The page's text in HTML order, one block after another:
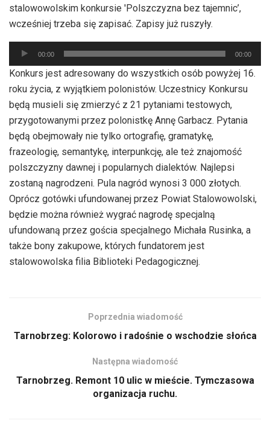
stalowowolskim konkursie 'Polszczyzna bez tajemnic’,
wcześniej trzeba się zapisać. Zapisy już ruszyły.
Odtwarzacz
plików
dźwiękowych
00:00 00:00
Konkurs jest adresowany do wszystkich osób powyżej 16.
roku życia, z wyjątkiem polonistów. Uczestnicy Konkursu
będą musieli się zmierzyć z 21 pytaniami testowych,
przygotowanymi przez polonistkę Annę Garbacz. Pytania
będą obejmowały nie tylko ortografię, gramatykę,
frazeologię, semantykę, interpunkcję, ale też znajomość
polszczyzny dawnej i popularnych dialektów. Najlepsi
zostaną nagrodzeni. Pula nagród wynosi 3 000 złotych.
Oprócz gotówki ufundowanej przez Powiat Stalowowolski,
będzie można również wygrać nagrodę specjalną
ufundowaną przez gościa specjalnego Michała Rusinka, a
także bony zakupowe, których fundatorem jest
stalowowolska filia Biblioteki Pedagogicznej.
Poprzednia wiadomość
Tarnobrzeg: Kolorowo i radośnie o wschodzie słońca
Następna wiadomość
Tarnobrzeg. Remont 10 ulic w mieście. Tymczasowa
organizacja ruchu.